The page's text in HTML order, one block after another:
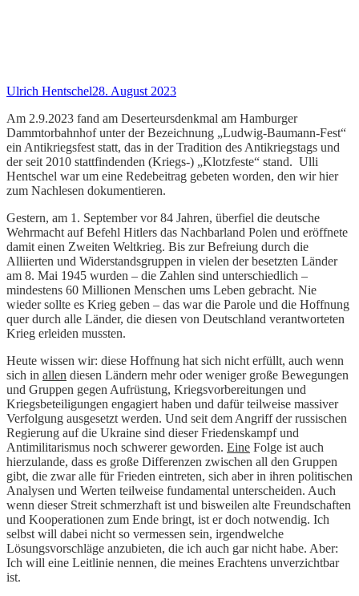
Ulrich Hentschel28. August 2023
Am 2.9.2023 fand am Deserteursdenkmal am Hamburger
Dammtorbahnhof unter der Bezeichnung „Ludwig-Baumann-Fest“
ein Antikriegsfest statt, das in der Tradition des Antikriegstags und
der seit 2010 stattfindenden (Kriegs-) „Klotzfeste“ stand. Ulli
Hentschel war um eine Redebeitrag gebeten worden, den wir hier
zum Nachlesen dokumentieren.
Gestern, am 1. September vor 84 Jahren, überfiel die deutsche
Wehrmacht auf Befehl Hitlers das Nachbarland Polen und eröffnete
damit einen Zweiten Weltkrieg. Bis zur Befreiung durch die
Alliierten und Widerstandsgruppen in vielen der besetzten Länder
am 8. Mai 1945 wurden – die Zahlen sind unterschiedlich –
mindestens 60 Millionen Menschen ums Leben gebracht. Nie
wieder sollte es Krieg geben – das war die Parole und die Hoffnung
quer durch alle Länder, die diesen von Deutschland verantworteten
Krieg erleiden mussten.
Heute wissen wir: diese Hoffnung hat sich nicht erfüllt, auch wenn
sich in allen diesen Ländern mehr oder weniger große Bewegungen
und Gruppen gegen Aufrüstung, Kriegsvorbereitungen und
Kriegsbeteiligungen engagiert haben und dafür teilweise massiver
Verfolgung ausgesetzt werden. Und seit dem Angriff der russischen
Regierung auf die Ukraine sind dieser Friedenskampf und
Antimilitarismus noch schwerer geworden. Eine Folge ist auch
hierzulande, dass es große Differenzen zwischen all den Gruppen
gibt, die zwar alle für Frieden eintreten, sich aber in ihren politischen
Analysen und Werten teilweise fundamental unterscheiden. Auch
wenn dieser Streit schmerzhaft ist und bisweilen alte Freundschaften
und Kooperationen zum Ende bringt, ist er doch notwendig. Ich
selbst will dabei nicht so vermessen sein, irgendwelche
Lösungsvorschläge anzubieten, die ich auch gar nicht habe. Aber:
Ich will eine Leitlinie nennen, die meines Erachtens unverzichtbar
ist.